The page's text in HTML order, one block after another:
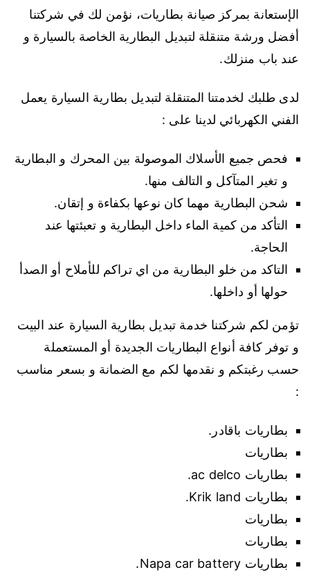
الإستعانة بمركز صيانة بطاريات، نؤمن لك في شركتنا
أفضل ورشة متنقلة لتبديل البطارية الخاصة بالسيارة و
عند باب منزلك.
لدى طلبك لخدمتنا المتنقلة لتبديل بطارية السيارة يعمل
الفني الكهربائي لدينا على :
فحص جميع الأسلاك الموصولة بين المحرك و البطارية
و تغير المتآكل و التالف منها.
شحن البطارية مهما كان نوعها بكفاءة و إتقان.
التأكد من كمية الماء داخل البطارية و تعبئتها عند
الحاجة.
التاكد من خلو البطارية من اي تراكم للأملاح أو الصدأ
حولها أو داخلها.
تؤمن لكم شركتنا خدمة تبديل بطارية السيارة عند البيت
و توفر كافة أنواع البطاريات الجديدة أو المستعملة
حسب رغبتكم و نقدمها لكم مع الضمانة و بسعر مناسب
:
بطاريات باقادر.
بطاريات
بطاريات ac delco.
بطاريات Krik land.
بطاريات
بطاريات
بطاريات Napa car battery.